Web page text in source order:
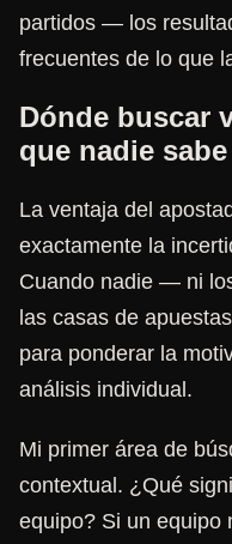
partidos — los
frecuentes de lo que
Dónde buscar
que nadie
La ventaja del
exactamente la
Cuando nadie — ni
las casas de
para ponderar la
análisis individual.
Mi primer área de
contextual. ¿Qué
equipo? Si un equipo